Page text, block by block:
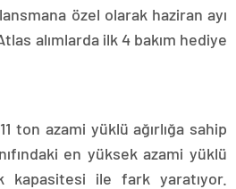
özel olarak haziran ayı
alımlarda ilk 4 bakım hediye
ton azami yüklü ağırlığa sahip
en yüksek azami yüklü
kapasitesi ile fark yaratıyor.